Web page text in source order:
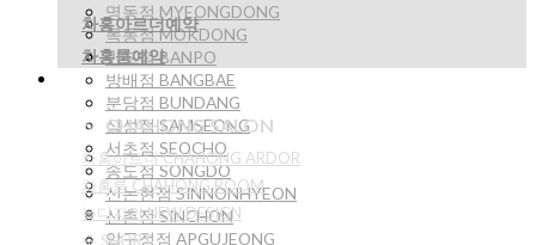
명동점 MYEONGDONG
목동점 MOKDONG
반포점 BANPO
방배점 BANGBAE
분당점 BUNDANG
삼성점 SAMSEONG
서초점 SEOCHO
송도점 SONGDO
신논현점 SINNONHYEON
신촌점 SINCHON
압구정점 APGUJEONG
차홍아르더예약
차홍룸예약
CHAHONG SALON
차홍아르더 CHAHONG ARDOR
차홍룸 CHAHONG ROOM
뉴디자인 NEW DESIGN
숏 SHORT